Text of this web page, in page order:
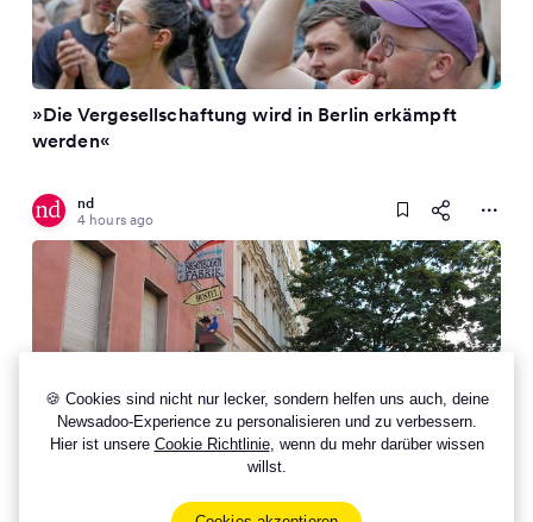
🍪 Cookies sind nicht nur lecker, sondern helfen uns auch, deine
Newsadoo-Experience zu personalisieren und zu verbessern.
Hier ist unsere Cookie Richtlinie, wenn du mehr darüber wissen
willst.
»Die Vergesellschaftung wird in Berlin erkämpft
werden«
nd
4 hours ago
Regenbogenfabrik: Eine Kreuzberger Insel in
Schwierigkeiten